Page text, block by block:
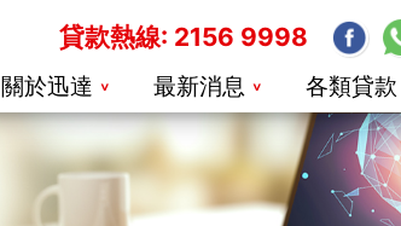
貸款熱線: 2156 9998
關於迅達 最新消息 各類貸款